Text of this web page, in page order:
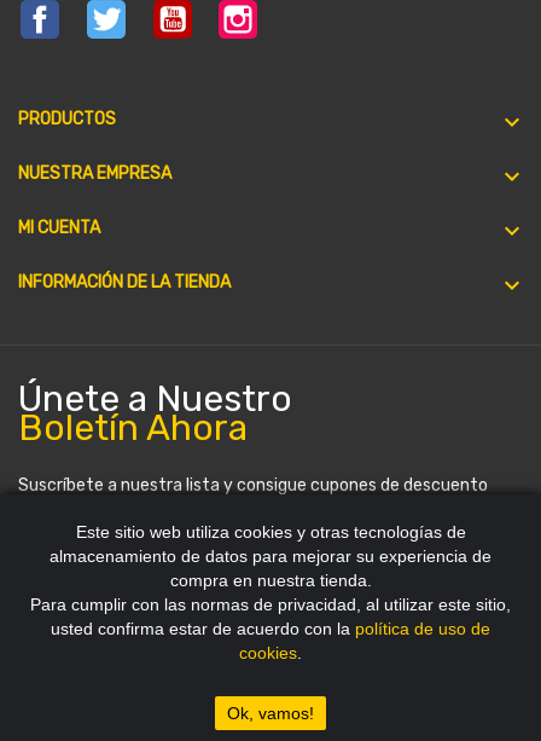
FacebookTwitter YouTube
PRODUCTOS 
NUESTRA EMPRESA 
MI CUENTA 
INFORMACIÓN DE LA TIENDA keyboard_arrow_down
Este sitio web utiliza cookies y otras tecnologías de
almacenamiento de datos para mejorar su experiencia de
compra en nuestra tienda.
Para cumplir con las normas de privacidad, al utilizar este sitio,
usted confirma estar de acuerdo con la política de uso de
cookies
Ok, vamos!
Únete a Nuestro
Boletín Ahora
Suscríbete a nuestra lista y consigue cupones de descuento